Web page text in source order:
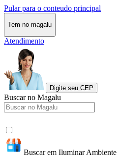
Pular para o conteudo principal
Tem no magalu
Atendimento
Digite seu CEP
Buscar no Magalu
Buscar em Iluminar Ambiente